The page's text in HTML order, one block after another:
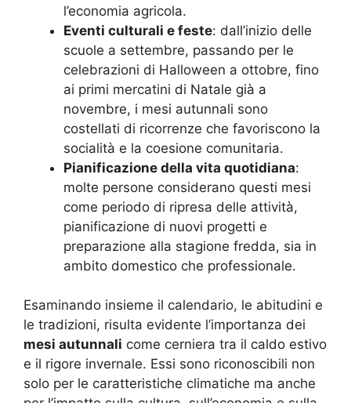
l’economia agricola.
Eventi culturali e feste: dall’inizio delle
scuole a settembre, passando per le
celebrazioni di Halloween a ottobre, fino
ai primi mercatini di Natale già a
novembre, i mesi autunnali sono
costellati di ricorrenze che favoriscono la
socialità e la coesione comunitaria.
Pianificazione della vita quotidiana:
molte persone considerano questi mesi
come periodo di ripresa delle attività,
pianificazione di nuovi progetti e
preparazione alla stagione fredda, sia in
ambito domestico che professionale.
Esaminando insieme il calendario, le abitudini e
le tradizioni, risulta evidente l’importanza dei
mesi autunnali come cerniera tra il caldo estivo
e il rigore invernale. Essi sono riconoscibili non
solo per le caratteristiche climatiche ma anche